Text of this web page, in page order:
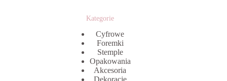
Kategorie
Cyfrowe
Foremki
Stemple
Opakowania
Akcesoria
Dekoracje